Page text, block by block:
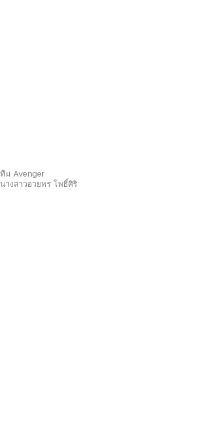
ทีม Avenger
นางสาวอวยพร โพธิ์ศิริ